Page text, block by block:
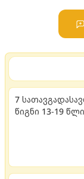
7
წიგნი 13-19